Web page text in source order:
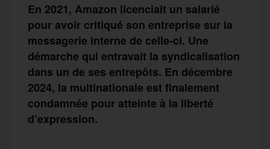
En 2021, Amazon licenciait un salarié
pour avoir critiqué son entreprise sur la
messagerie interne de celle-ci. Une
démarche qui entravait la syndicalisation
dans un de ses entrepôts. En décembre
2024, la multinationale est finalement
condamnée pour atteinte à la liberté
d’expression.